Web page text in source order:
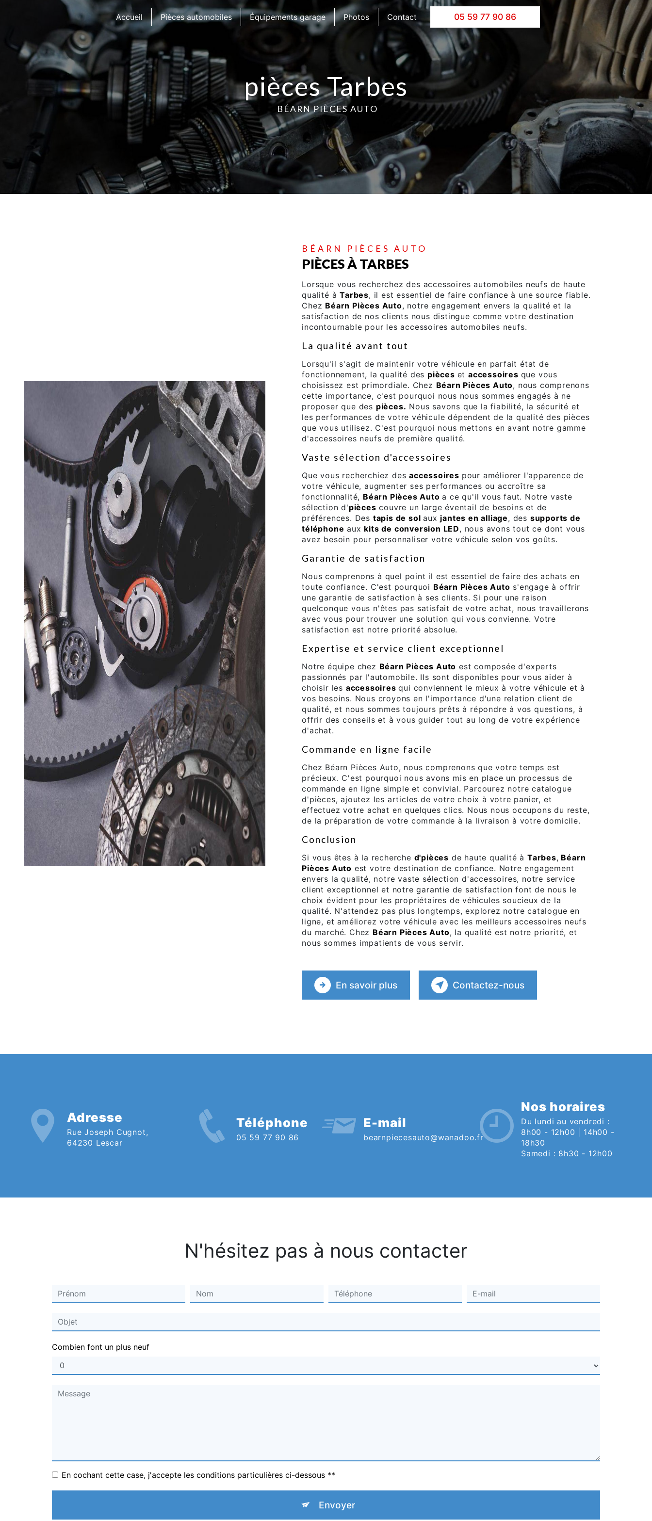
Accueil Pièces automobiles Équipements garage Photos Contact 05 59 77 90 86
pièces Tarbes
BÉARN PIÈCES AUTO
BÉARN PIÈCES AUTO
PIÈCES À TARBES
Lorsque vous recherchez des accessoires automobiles neufs de haute
qualité àTarbes, il est essentiel de faire confiance à une source fiable.
Chez Béarn Pièces Auto, notre engagement envers la qualité et la
satisfaction de nos clients nous distingue comme votre destination
incontournable pour les accessoires automobiles neufs.
La qualité avant tout
Lorsqu'il s'agit de maintenir votre véhicule en parfait état de
fonctionnement, la qualité des pièces et accessoires que vous
choisissez est primordiale. Chez Béarn Pièces Auto, nous comprenons
cette importance, c'est pourquoi nous nous sommes engagés à ne
proposer que des pièces. Nous savons que la fiabilité, la sécurité et
les performances de votre véhicule dépendent de la qualité des pièces
que vous utilisez. C'est pourquoi nous mettons en avant notre gamme
d'accessoires neufs de première qualité.
Vaste sélection d'accessoires
Que vous recherchiez desaccessoires pour améliorer l'apparence de
votre véhicule, augmenter ses performances ou accroître sa
fonctionnalité, Béarn Pièces Autoa ce qu'il vous faut. Notre vaste
sélection d'pièces couvre un large éventail de besoins et de
préférences. Des tapis de solaux jantes en alliage, des supports de
téléphone aux kits de conversion LED, nous avons tout ce dont vous
avez besoin pour personnaliser votre véhicule selon vos goûts.
Garantie de satisfaction
Nous comprenons à quel point il est essentiel de faire des achats en
toute confiance. C'est pourquoi Béarn Pièces Auto s'engage à offrir
une garantie de satisfaction à ses clients. Si pour une raison
quelconque vous n'êtes pas satisfait de votre achat, nous travaillerons
avec vous pour trouver une solution qui vous convienne. Votre
satisfaction est notre priorité absolue.
Expertise et service client exceptionnel
Notre équipe chez Béarn Pièces Auto est composée d'experts
passionnés par l'automobile. Ils sont disponibles pour vous aider à
choisir les accessoiresqui conviennent le mieux à votre véhicule et à
vos besoins. Nous croyons en l'importance d'une relation client de
qualité, et nous sommes toujours prêts à répondre à vos questions, à
offrir des conseils et à vous guider tout au long de votre expérience
d'achat.
Commande en ligne facile
Chez Béarn Pièces Auto, nous comprenons que votre temps est
précieux. C'est pourquoi nous avons mis en place un processus de
commande en ligne simple et convivial. Parcourez notre catalogue
d'pièces, ajoutez les articles de votre choix à votre panier, et
effectuez votre achat en quelques clics. Nous nous occupons du reste,
de la préparation de votre commande à la livraison à votre domicile.
Conclusion
Si vous êtes à la recherche d'pièces de haute qualité à Tarbes, Béarn
Pièces Auto est votre destination de confiance. Notre engagement
envers la qualité, notre vaste sélection d'accessoires, notre service
client exceptionnel et notre garantie de satisfaction font de nous le
choix évident pour les propriétaires de véhicules soucieux de la
qualité. N'attendez pas plus longtemps, explorez notre catalogue en
ligne, et améliorez votre véhicule avec les meilleurs accessoires neufs
du marché. Chez Béarn Pièces Auto, la qualité est notre priorité, et
nous sommes impatients de vous servir.
En savoir plus Contactez-nous
Adresse
Rue Joseph Cugnot,
64230 Lescar
Téléphone
05 59 77 90 86
E-mail
bearnpiecesauto@wanadoo.fr
Nos horaires
Du lundi au vendredi :
8h00 - 12h00 | 14h00 -
18h30
Samedi : 8h30 - 12h00
N'hésitez pas à nous contacter
Combien font un plus neuf
En cochant cette case, j'accepte les conditions particulières ci-dessous **
Envoyer
Panneau de gestion des cookies